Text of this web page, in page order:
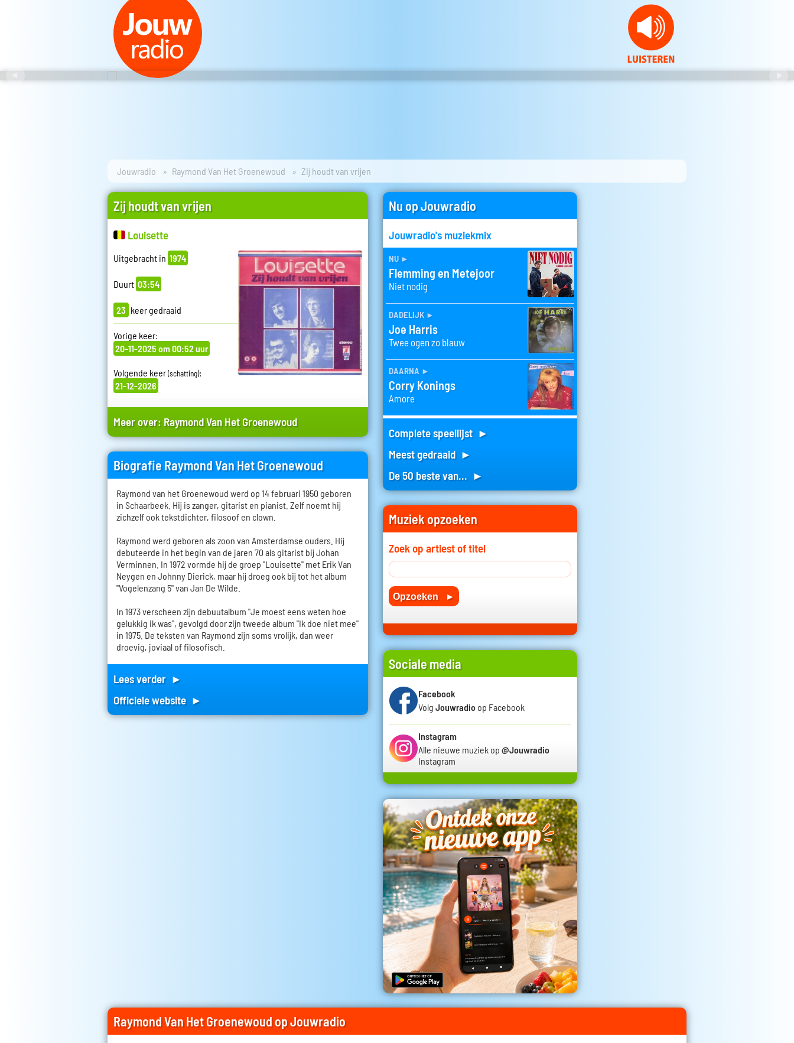
Jouwradio Raymond Van Het Groenewoud Zij houdt van vrijen
Zij houdt van vrijen
Louisette
Uitgebracht in 1974
Duurt 03:54
23 keer gedraaid
Vorige keer:
20-11-2025 om 00:52 uur
Volgende keer(schatting):
21-12-2026
Meer over: Raymond Van Het Groenewoud
Biografie Raymond Van Het Groenewoud
Raymond van het Groenewoud werd op 14 februari 1950 geboren
in Schaarbeek. Hij is zanger, gitarist en pianist. Zelf noemt hij
zichzelf ook tekstdichter, filosoof en clown.
Raymond werd geboren als zoon van Amsterdamse ouders. Hij
debuteerde in het begin van de jaren 70 als gitarist bij Johan
Verminnen. In 1972 vormde hij de groep "Louisette" met Erik Van
Neygen en Johnny Dierick, maar hij droeg ook bij tot het album
"Vogelenzang 5" van Jan De Wilde.
In 1973 verscheen zijn debuutalbum "Je moest eens weten hoe
gelukkig ik was", gevolgd door zijn tweede album "Ik doe niet mee"
in 1975. De teksten van Raymond zijn soms vrolijk, dan weer
droevig, joviaal of filosofisch.
Lees verder ►
Officiele website ►
Nu op Jouwradio
Jouwradio's muziekmix
nu ►
Flemming en Metejoor
Niet nodig
dadelijk ►
Joe Harris
Twee ogen zo blauw
daarna ►
Corry Konings
Amore
Complete speellijst ►
Meest gedraaid ►
De 50 beste van... ►
Muziek opzoeken
Zoek op artiest of titel
Sociale media
Facebook
Volg Jouwradio op Facebook
Instagram
Alle nieuwe muziek op @Jouwradio
Instagram
Raymond Van Het Groenewoud op Jouwradio